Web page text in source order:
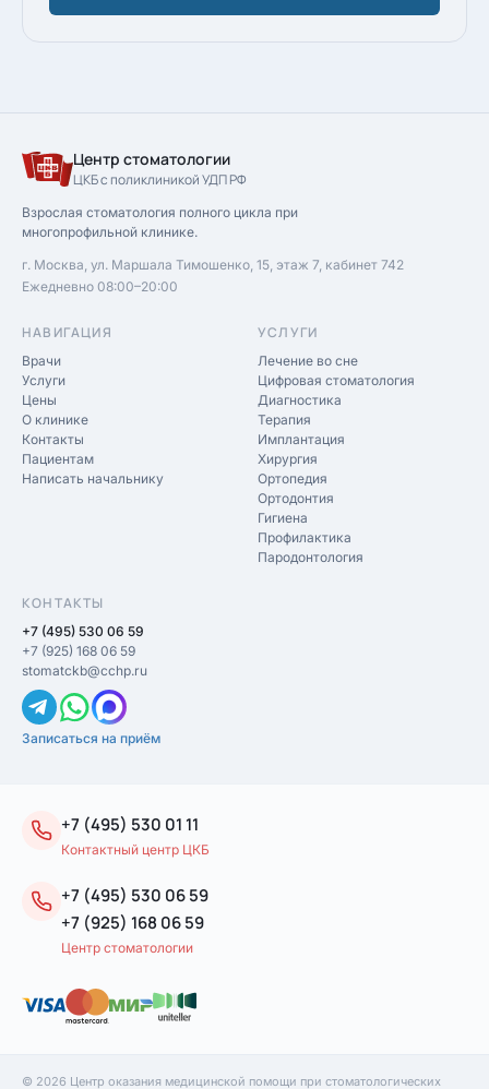
Центр стоматологии
ЦКБ с поликлиникой УДП РФ
Взрослая стоматология полного цикла при
многопрофильной клинике.
г. Москва, ул. Маршала Тимошенко, 15, этаж 7, кабинет 742
Ежедневно 08:00–20:00
НАВИГАЦИЯ
Врачи
Услуги
Цены
О клинике
Контакты
Пациентам
Написать начальнику
УСЛУГИ
Лечение во сне
Цифровая стоматология
Диагностика
Терапия
Имплантация
Хирургия
Ортопедия
Ортодонтия
Гигиена
Профилактика
Пародонтология
КОНТАКТЫ
+7 (495) 530 06 59
+7 (925) 168 06 59
stomatckb@cchp.ru
Записаться на приём
+7 (495) 530 01 11
Контактный центр ЦКБ
+7 (495) 530 06 59
+7 (925) 168 06 59
Центр стоматологии
© 2026 Центр оказания медицинской помощи при стоматологических